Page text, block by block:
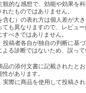
観的な感想で、効能や効果を
たものではありません。
含む）の表れ方は個人差が大
も異なりますので、レビュ
べきではありません。
投稿者各自が独自の判断に基
る診断ではないため、誤って
品の添付文書に記載されたと
があります。
実際に商品を使用して投稿さ